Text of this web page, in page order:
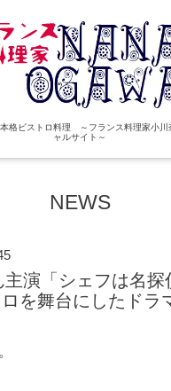
格ビストロ料理 ～フランス料理家小川
ャルサイト～
NEWS
演「シェフは名探
を舞台にしたドラ